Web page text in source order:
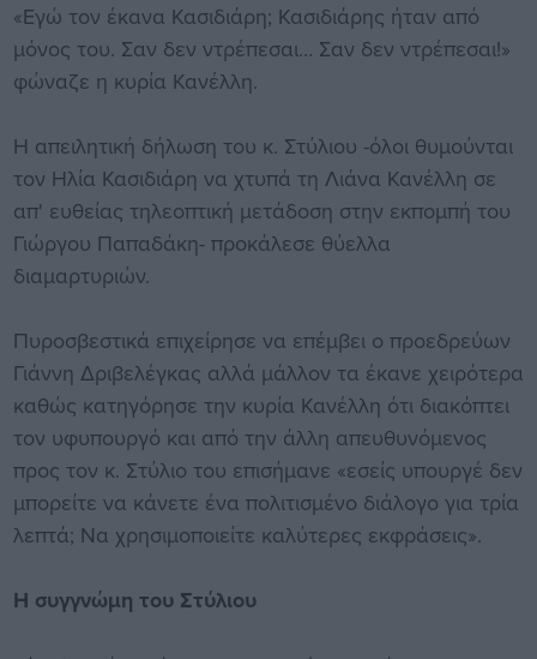
«Εγώ τον έκανα Κασιδιάρη; Κασιδιάρης ήταν από
μόνος του. Σαν δεν ντρέπεσαι… Σαν δεν ντρέπεσαι!»
φώναζε η κυρία Κανέλλη.
Η απειλητική δήλωση του κ. Στύλιου -όλοι θυμούνται
τον Ηλία Κασιδιάρη να χτυπά τη Λιάνα Κανέλλη σε
απ' ευθείας τηλεοπτική μετάδοση στην εκπομπή του
Γιώργου Παπαδάκη- προκάλεσε θύελλα
διαμαρτυριών.
Πυροσβεστικά επιχείρησε να επέμβει ο προεδρεύων
Γιάννη Δριβελέγκας αλλά μάλλον τα έκανε χειρότερα
καθώς κατηγόρησε την κυρία Κανέλλη ότι διακόπτει
τον υφυπουργό και από την άλλη απευθυνόμενος
προς τον κ. Στύλιο του επισήμανε «εσείς υπουργέ δεν
μπορείτε να κάνετε ένα πολιτισμένο διάλογο για τρία
λεπτά; Να χρησιμοποιείτε καλύτερες εκφράσεις».
Η συγγνώμη του Στύλιου